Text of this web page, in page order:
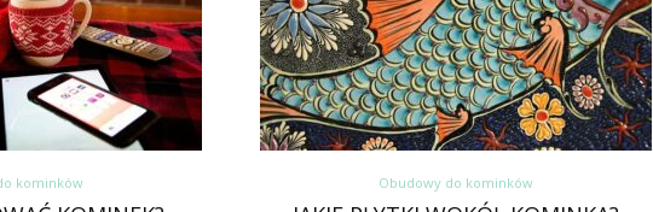
kominków Obudowy do kominków